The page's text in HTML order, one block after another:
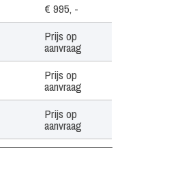
€ 995, -
Prijs op
aanvraag
Prijs op
aanvraag
Prijs op
aanvraag
Prijs op